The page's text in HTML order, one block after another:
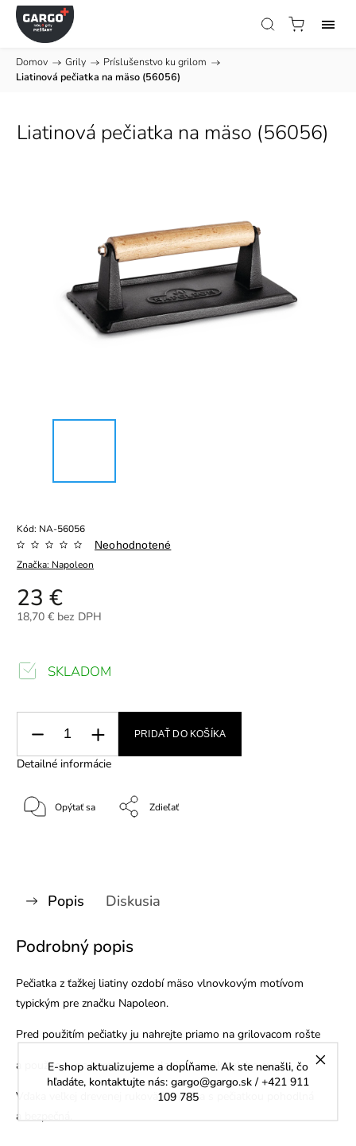
E-shop aktualizujeme a dopĺňame. Ak ste nenašli, čo
hľadáte, kontaktujte nás: gargo@gargo.sk / +421 911
109 785
Domov / Grily / Príslušenstvo ku grilom /
Liatinová pečiatka na mäso (56056)
Liatinová pečiatka na mäso (56056)
Kód: NA-56056
Značka: Napoleon
Neohodnotené
23 €
18,70 € bez DPH
SKLADOM
PRIDAŤ DO KOŠÍKA
Detailné informácie
Opýtať sa Zdieľať
Popis Diskusia
Podrobný popis
Pečiatka z ťažkej liatiny ozdobí mäso vlnovkovým motívom
typickým pre značku Napoleon.
Pred použitím pečiatky ju nahrejte priamo na grilovacom rošte
a použite ju na hamburgery, slaninu, steaky alebo syr.
Vďaka veľkej drevenej rukoväti je práca s pečiatkou pohodlná
a bezpečná.